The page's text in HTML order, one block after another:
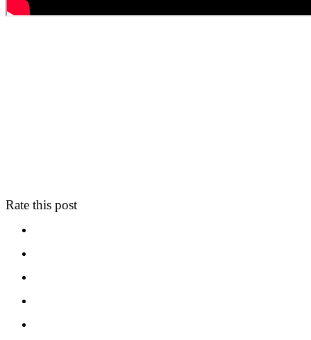
Rate this post